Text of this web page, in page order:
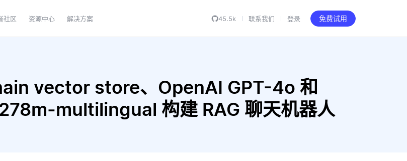
社区 资源中心 解决方案 45.5k 联系我们 登录 免费试用
vector store、OpenAI GPT-4o 和
multilingual 构建 RAG 聊天机器人